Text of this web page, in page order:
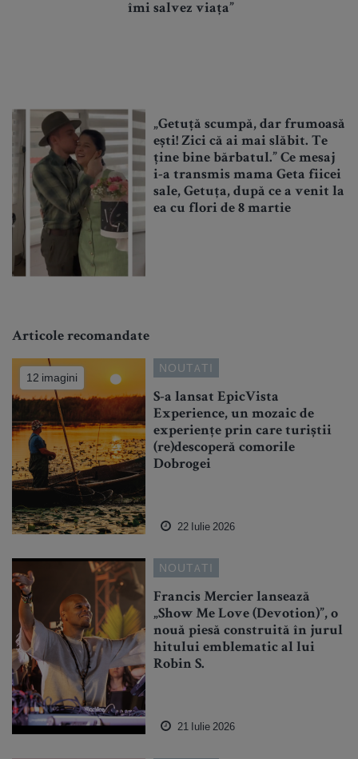
îmi salvez viața”
„Getuță scumpă, dar frumoasă
ești! Zici că ai mai slăbit. Te
ține bine bărbatul.” Ce mesaj
i-a transmis mama Geta fiicei
sale, Getuța, după ce a venit la
ea cu flori de 8 martie
Articole recomandate
12 imagini
NOUTATI
S-a lansat EpicVista
Experience, un mozaic de
experiențe prin care turiștii
(re)descoperă comorile
Dobrogei
22 Iulie 2026
NOUTATI
Francis Mercier lansează
„Show Me Love (Devotion)”, o
nouă piesă construită în jurul
hitului emblematic al lui
Robin S.
21 Iulie 2026